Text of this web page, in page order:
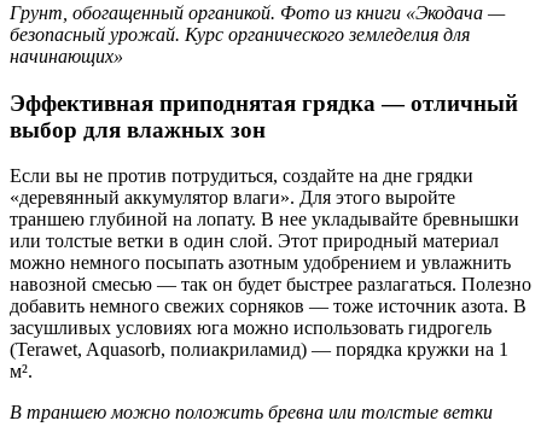
Грунт, обогащенный органикой. Фото из книги «Экодача —
безопасный урожай. Курс органического земледелия для
начинающих»
Эффективная приподнятая грядка — отличный
выбор для влажных зон
Если вы не против потрудиться, создайте на дне грядки
«деревянный аккумулятор влаги». Для этого выройте
траншею глубиной на лопату. В нее укладывайте бревнышки
или толстые ветки в один слой. Этот природный материал
можно немного посыпать азотным удобрением и увлажнить
навозной смесью — так он будет быстрее разлагаться. Полезно
добавить немного свежих сорняков — тоже источник азота. В
засушливых условиях юга можно использовать гидрогель
(Terawet, Aquasorb, полиакриламид) — порядка кружки на 1
м².
В траншею можно положить бревна или толстые ветки